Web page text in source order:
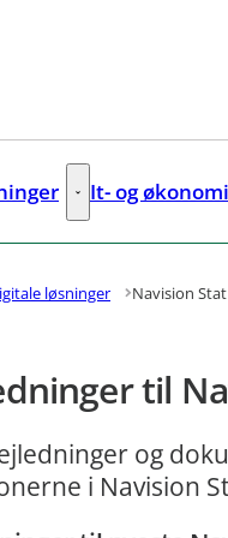
Digitale løsninger -
It- og
løsninger Navision Stat
til
og
i Navision